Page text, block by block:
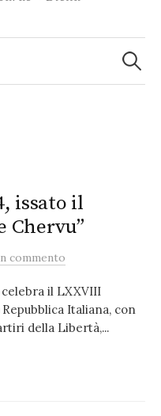
per:
issato il
Chervu”
commento
celebra il LXXVIII
Italiana, con
della Libertà,...